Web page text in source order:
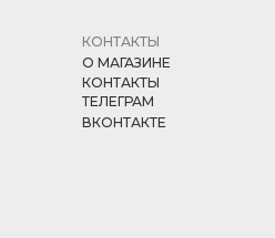
КОНТАКТЫ
О МАГАЗИНЕ
КОНТАКТЫ
ТЕЛЕГРАМ
ВКОНТАКТЕ